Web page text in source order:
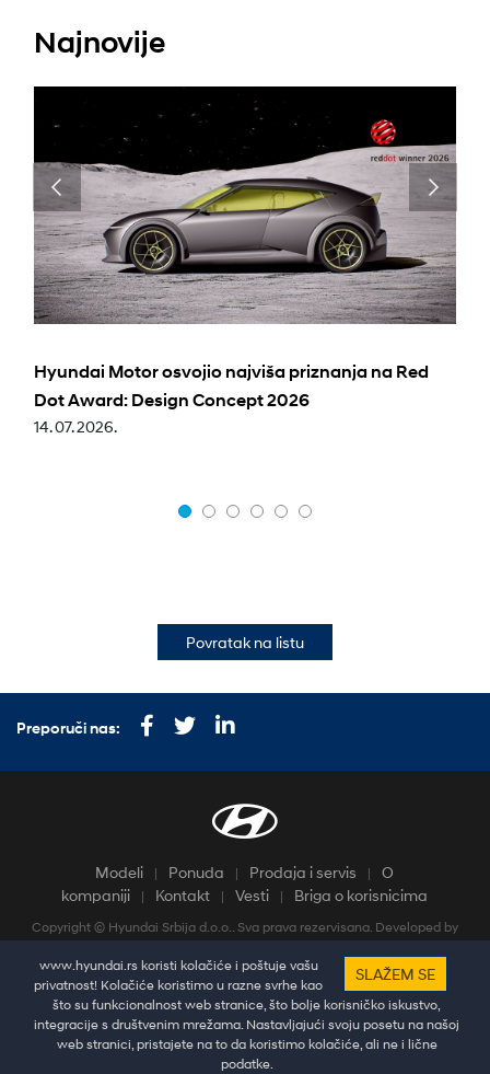
Najnovije
Hyundai Motor osvojio najviša priznanja na Red
Dot Award: Design Concept 2026
14. 07. 2026.
Povratak na listu
Preporuči nas:
Modeli Ponuda Prodaja i servis
O
kompaniji
Kontakt Vesti Briga o korisnicima
Copyright © Hyundai Srbija d.o.o.. Sva prava rezervisana. Developed by
Pratine najnovije vesti i dešavanja putem društvenih mrežaSLAŽEM SE
www.hyundai.rs koristi kolačiće i poštuje vašu
privatnost! Kolačiće koristimo u razne svrhe kao
što su funkcionalnost web stranice, što bolje korisničko iskustvo,
integracije s društvenim mrežama. Nastavljajući svoju posetu na našoj
web stranici, pristajete na to da koristimo kolačiće, ali ne i lične
podatke.